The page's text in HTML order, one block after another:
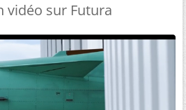
vidéo sur Futura